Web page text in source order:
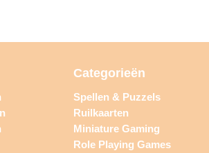
Categorieën
Spellen & Puzzels
Ruilkaarten
Miniature Gaming
Role Playing Games